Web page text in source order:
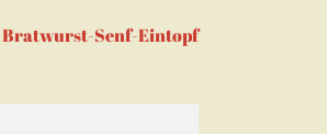
Bratwurst-Senf-Eintopf